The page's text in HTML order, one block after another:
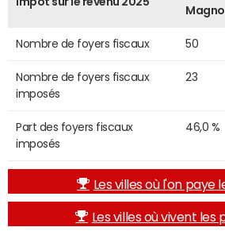
Nombre de foyers fiscaux 50
Nombre de foyers fiscaux
imposés
23
Part des foyers fiscaux
imposés
46,0 %
Les villes où l'on paye
Les villes où vivent les